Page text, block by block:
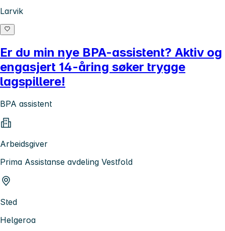
Larvik
Er du min nye BPA-assistent? Aktiv og
engasjert 14-åring søker trygge
lagspillere!
BPA assistent
Arbeidsgiver
Prima Assistanse avdeling Vestfold
Sted
Helgeroa